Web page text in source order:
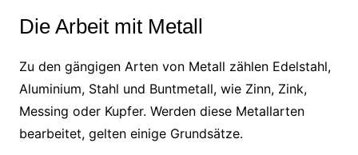
Die Arbeit mit Metall
Zu den gängigen Arten von Metall zählen Edelstahl,
Aluminium, Stahl und Buntmetall, wie Zinn, Zink,
Messing oder Kupfer. Werden diese Metallarten
bearbeitet, gelten einige Grundsätze.